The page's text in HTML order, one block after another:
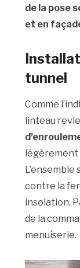
de la pose
et en
tunnel
Comme
linteau
légèrement
contre la
insolation.
de la
menuiserie.